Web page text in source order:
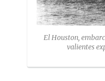
El Houston,
valientes